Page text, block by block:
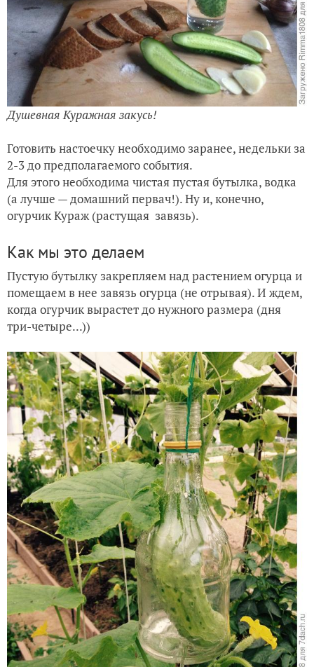
Душевная Куражная закусь!
Готовить настоечку необходимо заранее, недельки за
2-3 до предполагаемого события.
Для этого необходима чистая пустая бутылка, водка
(а лучше — домашний первач!). Ну и, конечно,
огурчик Кураж (растущая завязь).
Как мы это делаем
Пустую бутылку закрепляем над растением огурца и
помещаем в нее завязь огурца (не отрывая). И ждем,
когда огурчик вырастет до нужного размера (дня
три-четыре...))